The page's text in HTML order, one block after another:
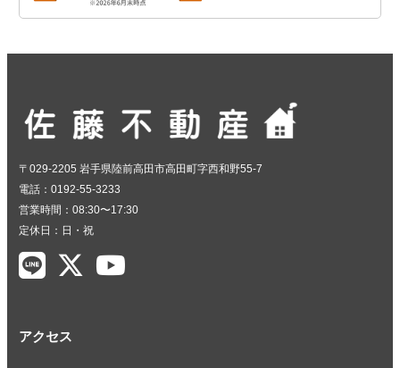
〒029-2205 岩手県陸前高田市高田町字西和野55-7
電話：0192-55-3233
営業時間：08:30〜17:30
定休日：日・祝
アクセス